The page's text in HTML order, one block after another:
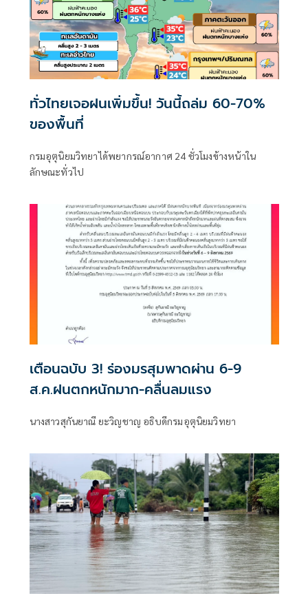
ทั่วไทยเจอฝนเพิ่มขึ้น! วันนี้ถล่ม 60-70%
ของพื้นที่
กรมอุตุนิยมวิทยาได้พยากรณ์อากาศ 24 ชั่วโมงข้างหน้าใน
ลักษณะทั่วไป
เตือนฉบับ 3! ร่องมรสุมพาดผ่าน 6-9
ส.ค.ฝนตกหนักมาก-คลื่นลมแรง
นางสาวสุกันยาณี ยะวิญชาญ อธิบดีกรมอุตุนิยมวิทยา